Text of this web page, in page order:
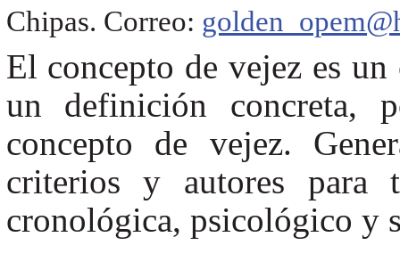
Chipas. Correo:
El concepto de vejez es
un definición
concepto de vejez.
criterios y autores para
cronológica, psicológico y